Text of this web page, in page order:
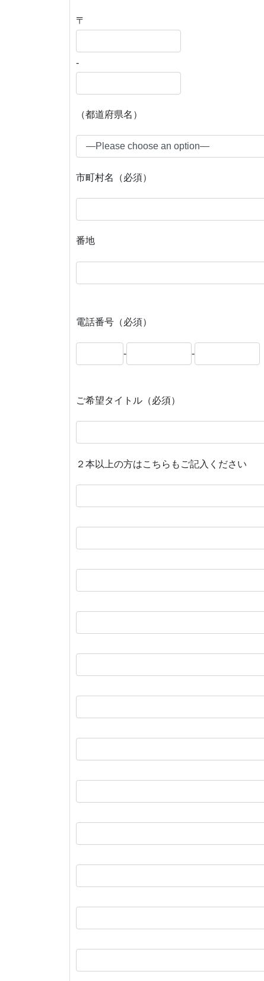
〒
-
（都道府県名）
市町村名（必須）
番地
電話番号（必須）
- -
ご希望タイトル（必須）
２本以上の方はこちらもご記入ください